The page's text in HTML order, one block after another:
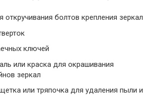
откручивания болтов крепления зеркал
ключей
или краска для окрашивания
зеркал
или тряпочка для удаления пыли и